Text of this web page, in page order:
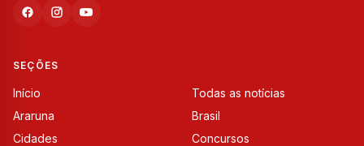
SEÇÕES
Início
Todas as notícias
Araruna
Brasil
Cidades
Concursos